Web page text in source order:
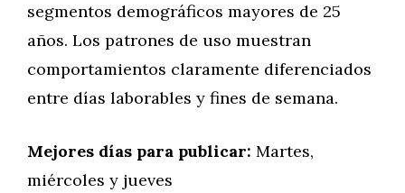
segmentos demográficos mayores de 25
años. Los patrones de uso muestran
comportamientos claramente diferenciados
entre días laborables y fines de semana.
Mejores días para publicar: Martes,
miércoles y jueves